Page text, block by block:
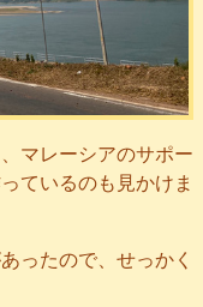
マレーシアのサポー
ているのも見かけま
ったので、せっかく